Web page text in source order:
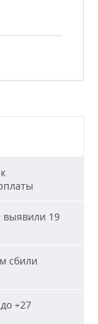
выявили 19
сбили
+27